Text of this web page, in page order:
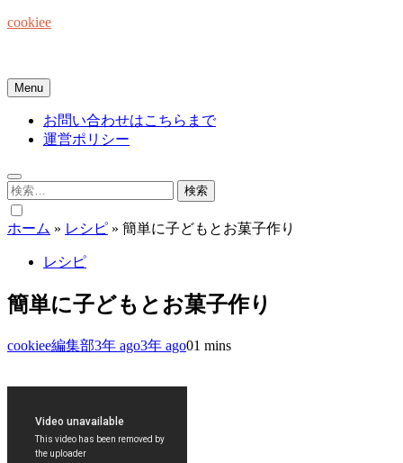
Skip
cookiee
Menu
お問い合わせはこちらまで
運営ポリシー
検
索:
ホーム » レシピ » 簡単に子どもとお菓子作り
レシピ
簡単に子どもとお菓子作り
cookiee編集部3年 ago3年 ago01 mins